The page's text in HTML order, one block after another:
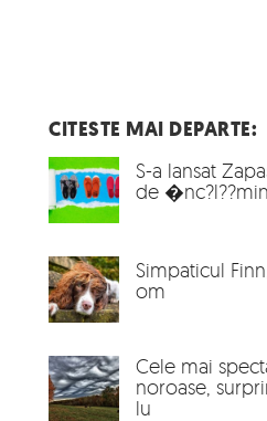
CITESTE MAI DEPARTE:
S-a lansat
de
Simpaticul
om
Cele mai
noroase,
lu